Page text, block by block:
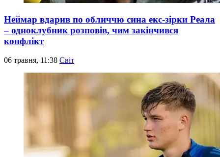
Неймар вдарив по обличчю сина екс-зірки Реала
– одноклубник розповів, чим закінчився
конфлікт
06 травня, 11:38 Світ